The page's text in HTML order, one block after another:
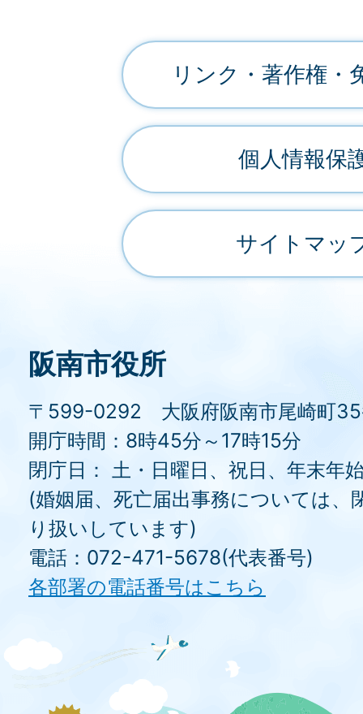
リンク・著作権・
個人情報保
サイトマッ
阪南市役所
〒599-0292 大阪府阪南市尾崎町35
開庁時間：8時45分～17時15分
閉庁日： 土・日曜日、祝日、年末年
(婚姻届、死亡届出事務については、
り扱いしています)
電話：072-471-5678(代表番号)
各部署の電話番号はこちら